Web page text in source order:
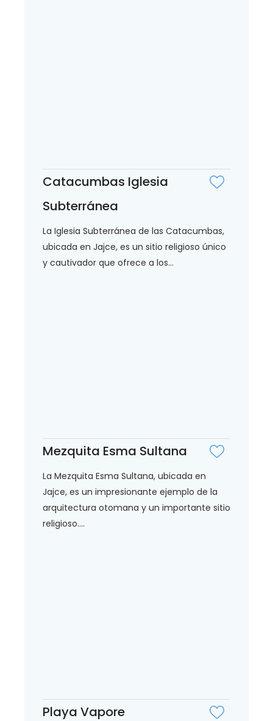
Catacumbas Iglesia
Subterránea
La Iglesia Subterránea de las Catacumbas,
ubicada en Jajce, es un sitio religioso único
y cautivador que ofrece a los...
Mezquita Esma Sultana
La Mezquita Esma Sultana, ubicada en
Jajce, es un impresionante ejemplo de la
arquitectura otomana y un importante sitio
religioso....
Playa Vapore